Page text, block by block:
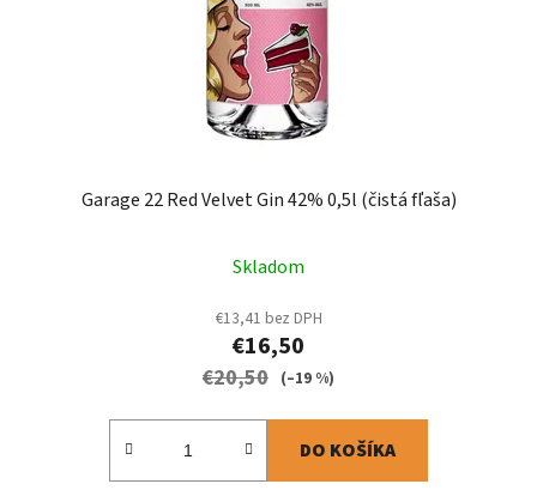
Garage 22 Red Velvet Gin 42% 0,5l (čistá fľaša)
Skladom
€13,41 bez DPH
€16,50
€20,50 (–19 %)
DO KOŠÍKA